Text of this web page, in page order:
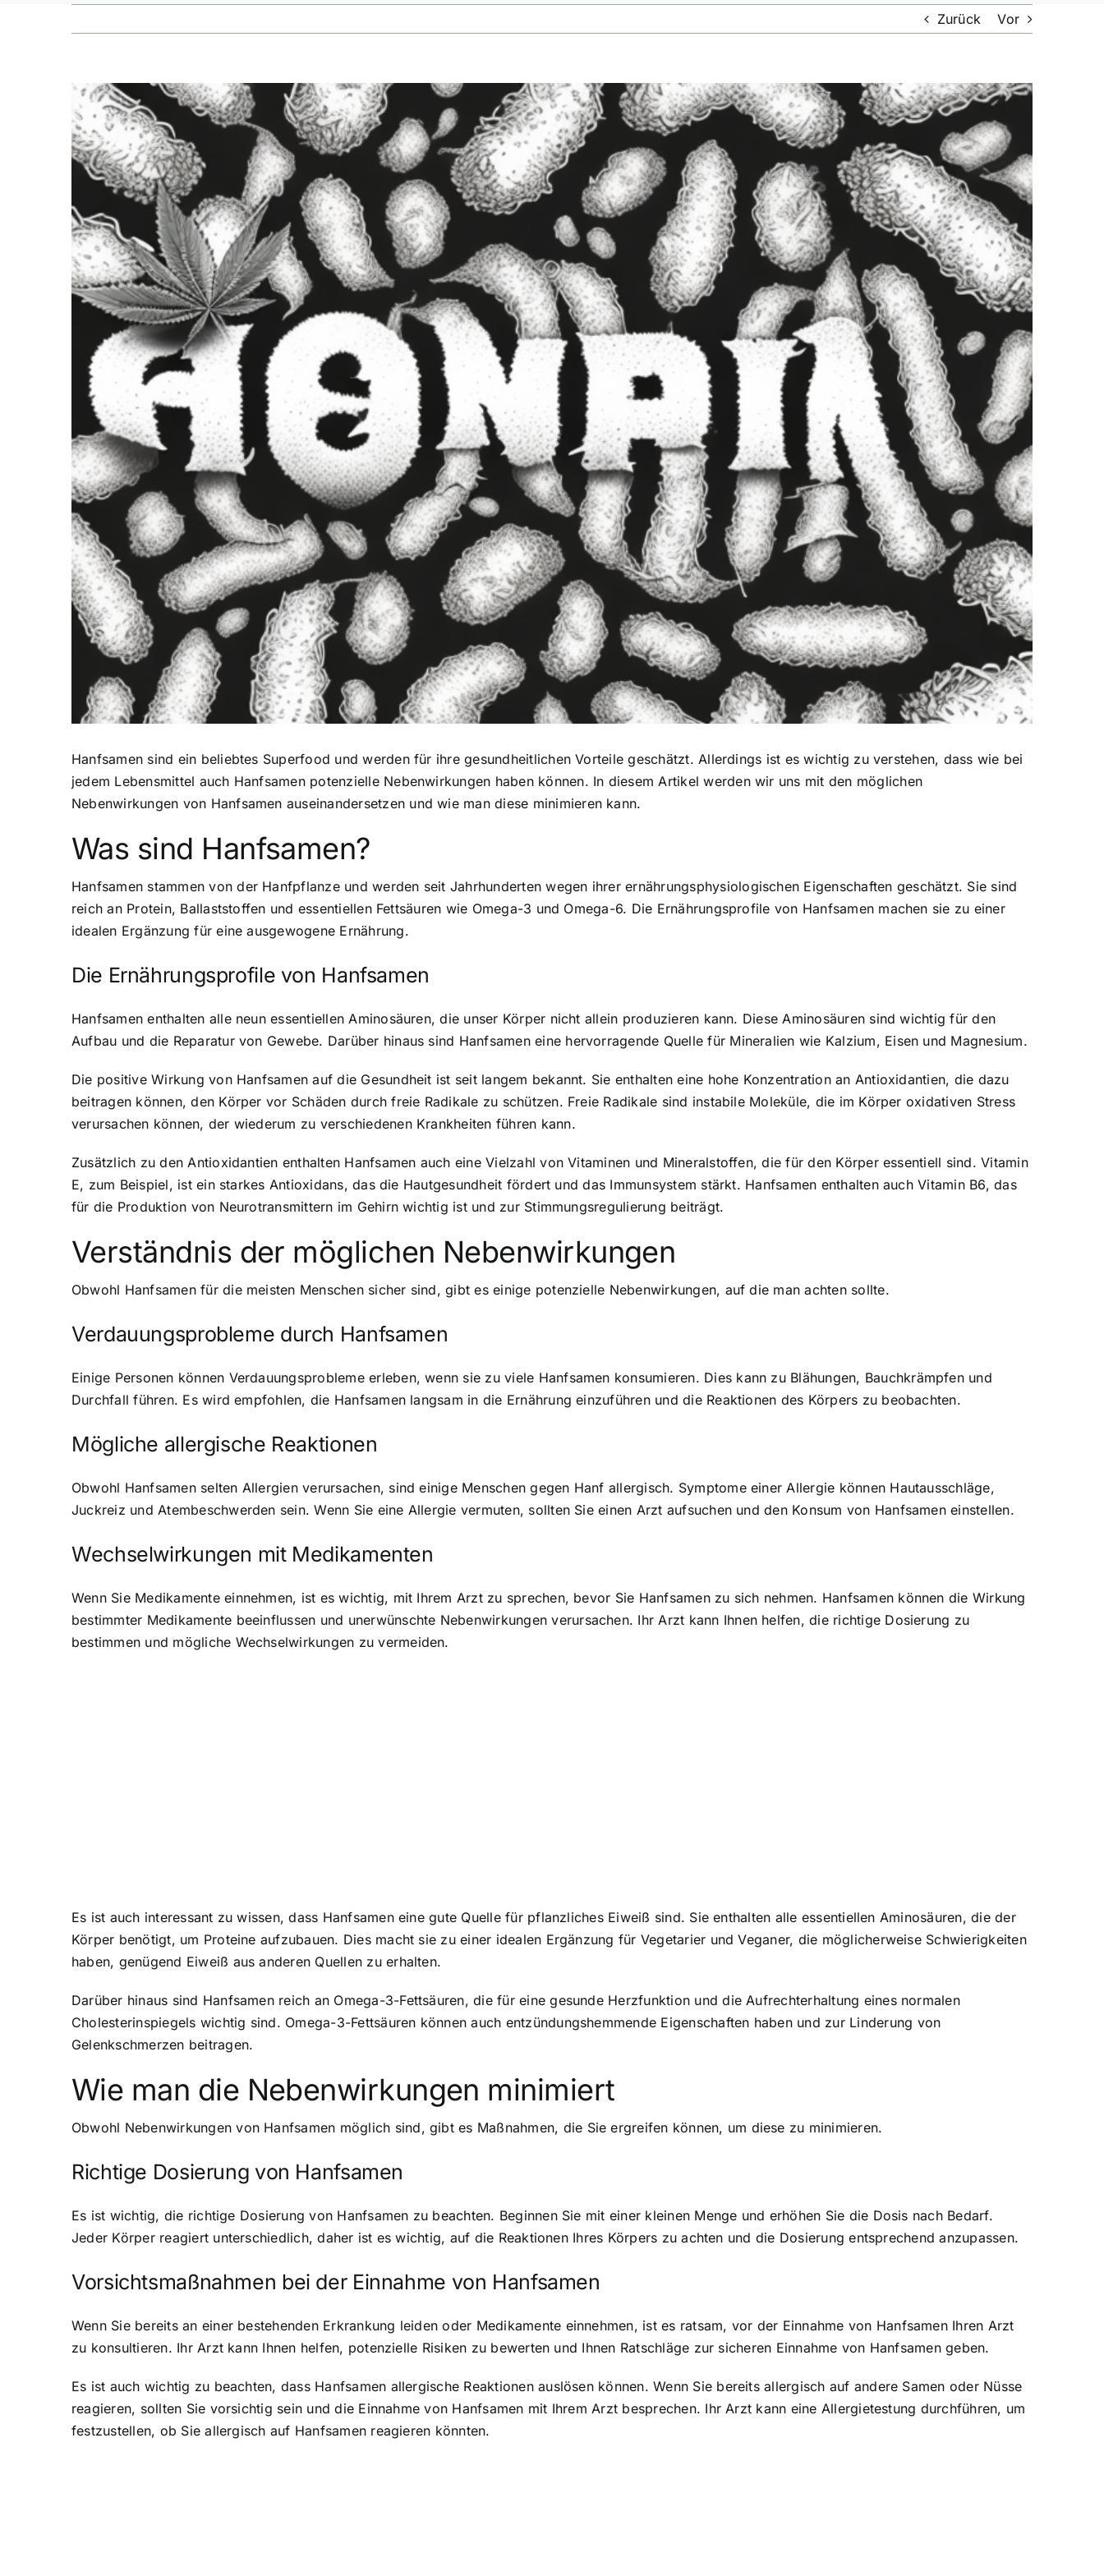
Zurück Vor
Zeige
grösseres
Bild
Hanfsamen sind ein beliebtes Superfood und werden für ihre gesundheitlichen Vorteile geschätzt. Allerdings ist es wichtig zu verstehen, dass wie bei
jedem Lebensmittel auch Hanfsamen potenzielle Nebenwirkungen haben können. In diesem Artikel werden wir uns mit den möglichen
Nebenwirkungen von Hanfsamen auseinandersetzen und wie man diese minimieren kann.
Was sind Hanfsamen?
Hanfsamen stammen von der Hanfpflanze und werden seit Jahrhunderten wegen ihrer ernährungsphysiologischen Eigenschaften geschätzt. Sie sind
reich an Protein, Ballaststoffen und essentiellen Fettsäuren wie Omega-3 und Omega-6. Die Ernährungsprofile von Hanfsamen machen sie zu einer
idealen Ergänzung für eine ausgewogene Ernährung.
Die Ernährungsprofile von Hanfsamen
Hanfsamen enthalten alle neun essentiellen Aminosäuren, die unser Körper nicht allein produzieren kann. Diese Aminosäuren sind wichtig für den
Aufbau und die Reparatur von Gewebe. Darüber hinaus sind Hanfsamen eine hervorragende Quelle für Mineralien wie Kalzium, Eisen und Magnesium.
Die positive Wirkung von Hanfsamen auf die Gesundheit ist seit langem bekannt. Sie enthalten eine hohe Konzentration an Antioxidantien, die dazu
beitragen können, den Körper vor Schäden durch freie Radikale zu schützen. Freie Radikale sind instabile Moleküle, die im Körper oxidativen Stress
verursachen können, der wiederum zu verschiedenen Krankheiten führen kann.
Zusätzlich zu den Antioxidantien enthalten Hanfsamen auch eine Vielzahl von Vitaminen und Mineralstoffen, die für den Körper essentiell sind. Vitamin
E, zum Beispiel, ist ein starkes Antioxidans, das die Hautgesundheit fördert und das Immunsystem stärkt. Hanfsamen enthalten auch Vitamin B6, das
für die Produktion von Neurotransmittern im Gehirn wichtig ist und zur Stimmungsregulierung beiträgt.
Verständnis der möglichen Nebenwirkungen
Obwohl Hanfsamen für die meisten Menschen sicher sind, gibt es einige potenzielle Nebenwirkungen, auf die man achten sollte.
Verdauungsprobleme durch Hanfsamen
Einige Personen können Verdauungsprobleme erleben, wenn sie zu viele Hanfsamen konsumieren. Dies kann zu Blähungen, Bauchkrämpfen und
Durchfall führen. Es wird empfohlen, die Hanfsamen langsam in die Ernährung einzuführen und die Reaktionen des Körpers zu beobachten.
Mögliche allergische Reaktionen
Obwohl Hanfsamen selten Allergien verursachen, sind einige Menschen gegen Hanf allergisch. Symptome einer Allergie können Hautausschläge,
Juckreiz und Atembeschwerden sein. Wenn Sie eine Allergie vermuten, sollten Sie einen Arzt aufsuchen und den Konsum von Hanfsamen einstellen.
Wechselwirkungen mit Medikamenten
Wenn Sie Medikamente einnehmen, ist es wichtig, mit Ihrem Arzt zu sprechen, bevor Sie Hanfsamen zu sich nehmen. Hanfsamen können die Wirkung
bestimmter Medikamente beeinflussen und unerwünschte Nebenwirkungen verursachen. Ihr Arzt kann Ihnen helfen, die richtige Dosierung zu
bestimmen und mögliche Wechselwirkungen zu vermeiden.
Es ist auch interessant zu wissen, dass Hanfsamen eine gute Quelle für pflanzliches Eiweiß sind. Sie enthalten alle essentiellen Aminosäuren, die der
Körper benötigt, um Proteine aufzubauen. Dies macht sie zu einer idealen Ergänzung für Vegetarier und Veganer, die möglicherweise Schwierigkeiten
haben, genügend Eiweiß aus anderen Quellen zu erhalten.
Darüber hinaus sind Hanfsamen reich an Omega-3-Fettsäuren, die für eine gesunde Herzfunktion und die Aufrechterhaltung eines normalen
Cholesterinspiegels wichtig sind. Omega-3-Fettsäuren können auch entzündungshemmende Eigenschaften haben und zur Linderung von
Gelenkschmerzen beitragen.
Wie man die Nebenwirkungen minimiert
Obwohl Nebenwirkungen von Hanfsamen möglich sind, gibt es Maßnahmen, die Sie ergreifen können, um diese zu minimieren.
Richtige Dosierung von Hanfsamen
Es ist wichtig, die richtige Dosierung von Hanfsamen zu beachten. Beginnen Sie mit einer kleinen Menge und erhöhen Sie die Dosis nach Bedarf.
Jeder Körper reagiert unterschiedlich, daher ist es wichtig, auf die Reaktionen Ihres Körpers zu achten und die Dosierung entsprechend anzupassen.
Vorsichtsmaßnahmen bei der Einnahme von Hanfsamen
Wenn Sie bereits an einer bestehenden Erkrankung leiden oder Medikamente einnehmen, ist es ratsam, vor der Einnahme von Hanfsamen Ihren Arzt
zu konsultieren. Ihr Arzt kann Ihnen helfen, potenzielle Risiken zu bewerten und Ihnen Ratschläge zur sicheren Einnahme von Hanfsamen geben.
Es ist auch wichtig zu beachten, dass Hanfsamen allergische Reaktionen auslösen können. Wenn Sie bereits allergisch auf andere Samen oder Nüsse
reagieren, sollten Sie vorsichtig sein und die Einnahme von Hanfsamen mit Ihrem Arzt besprechen. Ihr Arzt kann eine Allergietestung durchführen, um
festzustellen, ob Sie allergisch auf Hanfsamen reagieren könnten.